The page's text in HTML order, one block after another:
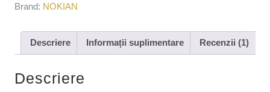
Brand: NOKIAN
Descriere Informații suplimentare Recenzii (1)
Descriere